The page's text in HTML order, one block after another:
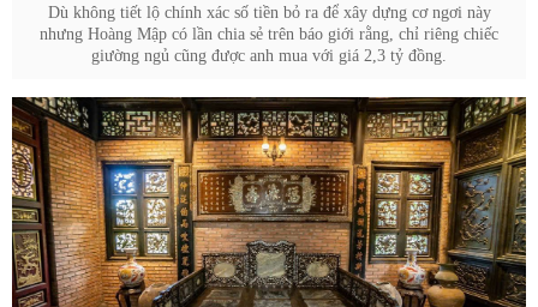
Dù không tiết lộ chính xác số tiền bỏ ra để xây dựng cơ ngơi này
nhưng Hoàng Mập có lần chia sẻ trên báo giới rằng, chỉ riêng chiếc
giường ngủ cũng được anh mua với giá 2,3 tỷ đồng.